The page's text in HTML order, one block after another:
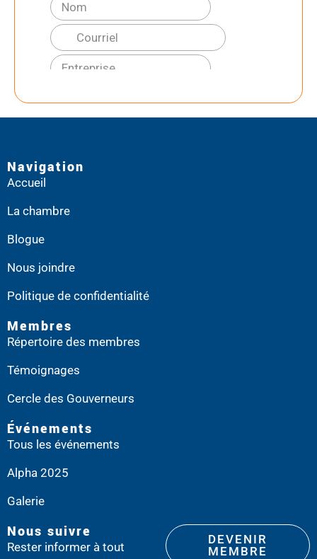
Navigation
Accueil
La chambre
Blogue
Nous joindre
Politique de confidentialité
Membres
Répertoire des membres
Témoignages
Cercle des Gouverneurs
Événements
Tous les événements
Alpha 2025
Galerie
Nous suivre
Rester informer à tout
DEVENIR
MEMBRE